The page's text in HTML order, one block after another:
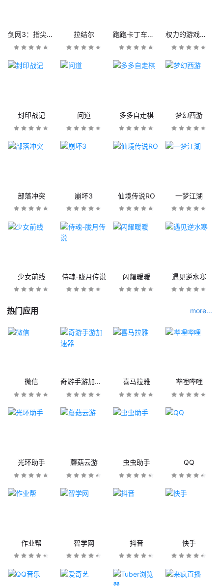
剑网3：指尖江湖 拉结尔 跑跑卡丁车官方竞速版 权力的游戏：凛冬将至
封印战记 问道 多多自走棋 梦幻西游
部落冲突 崩坏3 仙境传说RO 一梦江湖
少女前线 侍魂-胧月传说 闪耀暖暖 遇见逆水寒
热门应用 more...
微信 奇游手游加速器 喜马拉雅 哔哩哔哩
光环助手 蘑菇云游 虫虫助手 QQ
作业帮 智学网 抖音 快手